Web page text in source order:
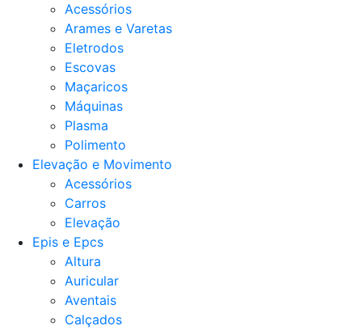
Acessórios
Arames e Varetas
Eletrodos
Escovas
Maçaricos
Máquinas
Plasma
Polimento
Elevação e Movimento
Acessórios
Carros
Elevação
Epis e Epcs
Altura
Auricular
Aventais
Calçados